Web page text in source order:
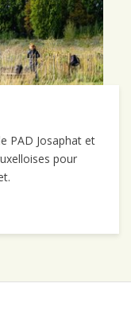
PAD Josaphat et
pour